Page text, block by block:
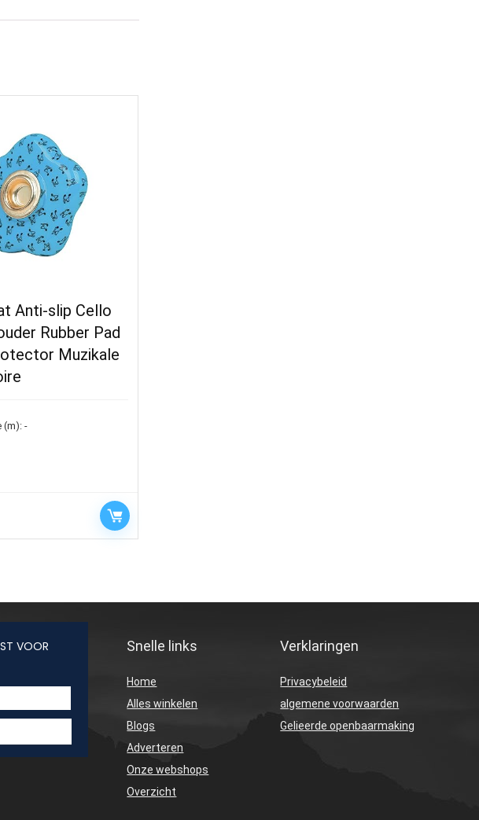
Anti-slip Cello
Rubber Pad
Muzikale
(m): -
VOOR
Snelle links
Home
Alles winkelen
Blogs
Adverteren
Onze webshops
Overzicht
Verklaringen
Privacybeleid
algemene voorwaarden
Gelieerde openbaarmaking